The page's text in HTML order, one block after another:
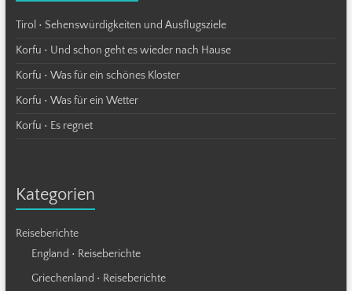
Tirol • Sehenswürdigkeiten und Ausflugsziele
Korfu • Und schon geht es wieder nach Hause
Korfu • Was für ein schönes Kloster
Korfu • Was für ein Wetter
Korfu • Es regnet
Kategorien
Reiseberichte
England • Reiseberichte
Griechenland • Reiseberichte